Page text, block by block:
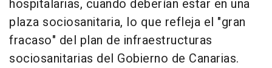
hospitalarias, cuando deberían estar en una
plaza sociosanitaria, lo que refleja el "gran
fracaso" del plan de infraestructuras
sociosanitarias del Gobierno de Canarias.